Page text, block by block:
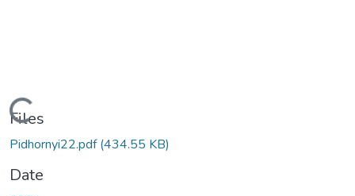
Loading...
Files
Pidhornyi22.pdf(434.55 KB)
Date